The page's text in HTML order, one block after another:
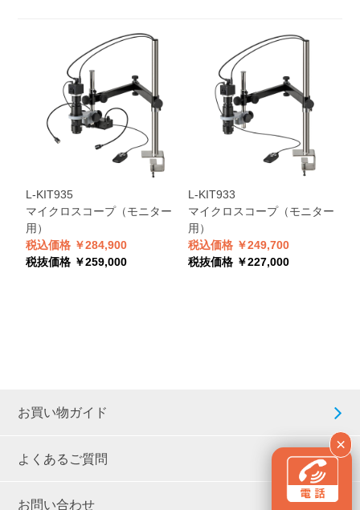
×
L-KIT935
マイクロスコープ（モニター
用）
税込価格 ￥284,900
税抜価格 ￥259,000
L-KIT933
マイクロスコープ（モニター
用）
税込価格 ￥249,700
税抜価格 ￥227,000
お買い物ガイド
よくあるご質問
お問い合わせ